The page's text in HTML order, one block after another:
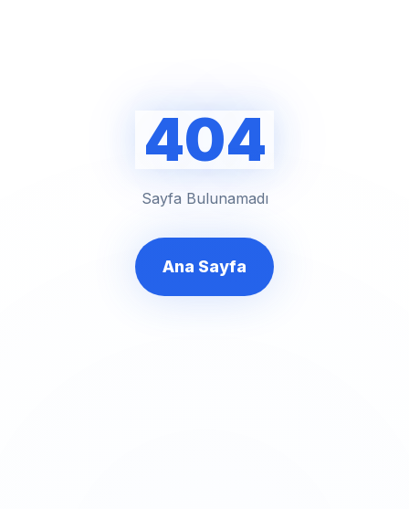
404
Sayfa Bulunamadı
Ana Sayfa